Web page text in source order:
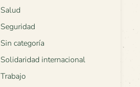
Salud
Seguridad
Sin categoría
Solidaridad internacional
Trabajo